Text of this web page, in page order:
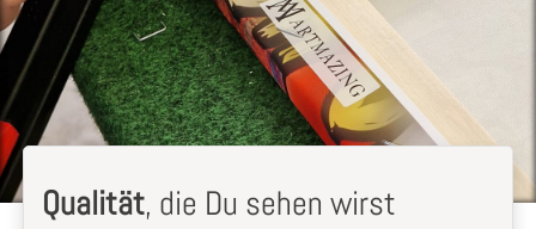
Qualität, die Du sehen wirst